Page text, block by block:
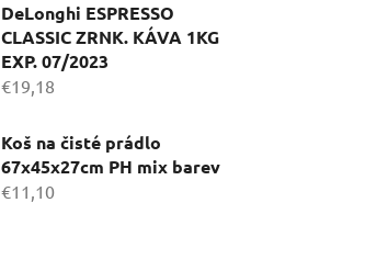
DeLonghi ESPRESSO
CLASSIC ZRNK. KÁVA 1KG
EXP. 07/2023
€19,18
Koš na čisté prádlo
67x45x27cm PH mix barev
€11,10